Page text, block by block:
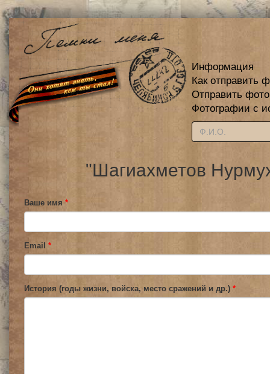
Информация
Как отправить
Отправить
Фотографии с
"Шагиахметов
Ваше имя *
Email *
История (годы жизни, войска, место сражений и др.) *